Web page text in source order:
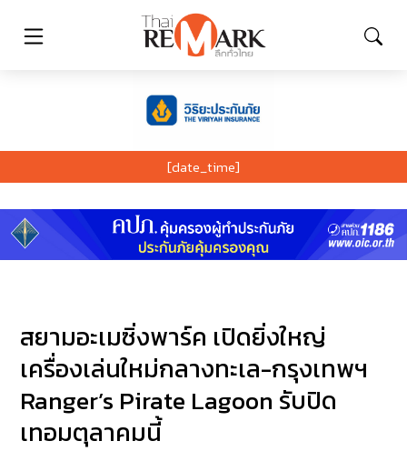
[date_time]
สยามอะเมซิ่งพาร์ค เปิดยิ่งใหญ่
เครื่องเล่นใหม่กลางทะเล-กรุงเทพฯ
Ranger’s Pirate Lagoon รับปิด
เทอมตุลาคมนี้